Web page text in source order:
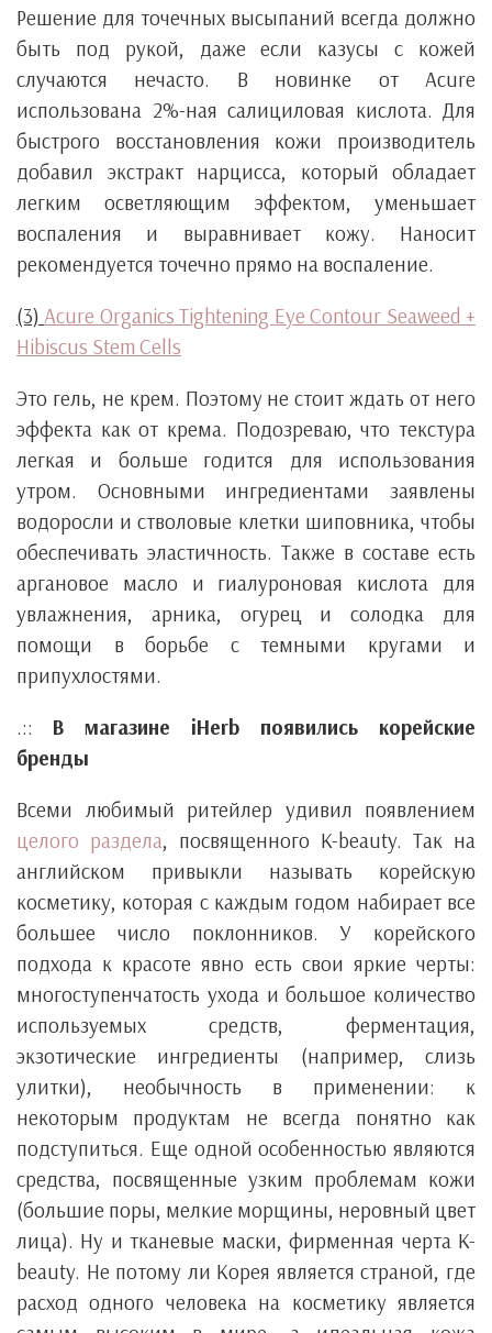
Решение для точечных высыпаний всегда должно
быть под рукой, даже если казусы с кожей
случаются нечасто. В новинке от Acure
использована 2%-ная салициловая кислота. Для
быстрого восстановления кожи производитель
добавил экстракт нарцисса, который обладает
легким осветляющим эффектом, уменьшает
воспаления и выравнивает кожу. Наносит
рекомендуется точечно прямо на воспаление.
(3) Acure Organics Tightening Eye Contour Seaweed +
Hibiscus Stem Cells
Это гель, не крем. Поэтому не стоит ждать от него
эффекта как от крема. Подозреваю, что текстура
легкая и больше годится для использования
утром. Основными ингредиентами заявлены
водоросли и стволовые клетки шиповника, чтобы
обеспечивать эластичность. Также в составе есть
аргановое масло и гиалуроновая кислота для
увлажнения, арника, огурец и солодка для
помощи в борьбе с темными кругами и
припухлостями.
.:: В магазине iHerb появились корейские
бренды
Всеми любимый ритейлер удивил появлением
целого раздела, посвященного K-beauty. Так на
английском привыкли называть корейскую
косметику, которая с каждым годом набирает все
большее число поклонников. У корейского
подхода к красоте явно есть свои яркие черты:
многоступенчатость ухода и большое количество
используемых средств, ферментация,
экзотические ингредиенты (например, слизь
улитки), необычность в применении: к
некоторым продуктам не всегда понятно как
подступиться. Еще одной особенностью являются
средства, посвященные узким проблемам кожи
(большие поры, мелкие морщины, неровный цвет
лица). Ну и тканевые маски, фирменная черта K-
beauty. Не потому ли Корея является страной, где
расход одного человека на косметику является